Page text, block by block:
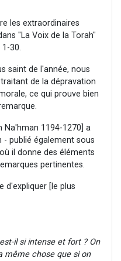
les extraordinaires
"La Voix de la Torah"
30.
saint de l'année, nous
de la dépravation
ce qui prouve bien
Na'hman 1194-1270] a
publié également sous
il donne des éléments
pertinentes.
d'expliquer [le plus
il si intense et fort ? On
même chose que si on